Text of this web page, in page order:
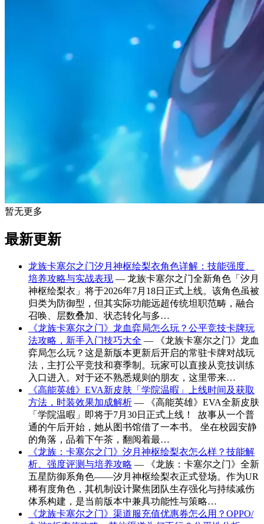
暂无更多
最新更新
龙族卡塞尔之门汐月神枢绘梨衣角色详解：技能强度、
培养攻略与实战表现 — 龙族卡塞尔之门全新角色「汐月
神枢绘梨衣」将于2026年7月18日正式上线。该角色虽被
归类为防御型，但其实际功能远超传统坦职范畴，融合
召唤、层数叠加、状态转化与多…
《龙族卡塞尔之门》龙血弈局怎么玩？公平竞技卡牌玩
法攻略，新手入门技巧大全 — 《龙族卡塞尔之门》龙血
弈局怎么玩？这是新版本更新后开启的常驻卡牌对战玩
法，主打公平竞技和赛季制。玩家可以直接从竞技训练
入口进入。对于还不熟悉规则的朋友，这里带来…
《高能英雄》EVA新皮肤「学院温暇」上线时间及获取
方法，时装效果加成解析 — 《高能英雄》EVA全新皮肤
「学院温暇」即将于7月30日正式上线！ ​ 故事从一个普
通的午后开始，她从图书馆借了一本书。 坐在校园安静
的角落，品着下午茶，翻阅着最…
《龙族：卡塞尔之门》汐月神枢绘梨衣怎么样？技能解
析、强度评测与培养攻略 — 《龙族：卡塞尔之门》全新
五星防御系角色——汐月神枢绘梨衣正式登场。作为UR
稀有度角色，其机制设计聚焦团队生存强化与持续减伤
体系构建，是当前版本中兼具功能性与策略…
《龙族卡塞尔之门》渠道服充值优惠券怎么用？OPPO/